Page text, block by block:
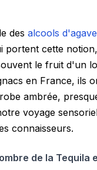
des alcools d'agave
portent cette
le fruit d'un
en France, ils
ambrée,
voyage
connaisseurs.
de la Tequila